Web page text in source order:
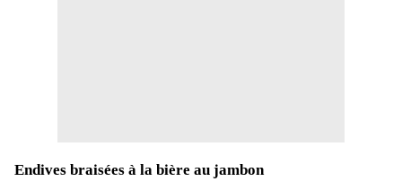
Endives braisées à la bière au jambon